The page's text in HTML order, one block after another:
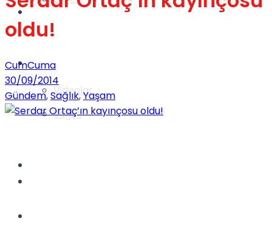
Videolar
Gündem
Yaşam
Sağlık
oldu!
CumCuma
30/09/2014
Gündem,Sağlık,Yaşam